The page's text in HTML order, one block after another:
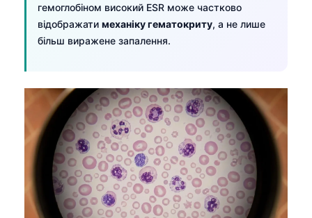
гемоглобіном високий ESR може частково
відображати механіку гематокриту, а не лише
більш виражене запалення.